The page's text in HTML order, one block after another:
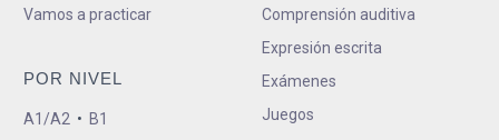
Vamos a practicar
POR NIVEL
A1/A2 • B1
Comprensión auditiva
Expresión escrita
Exámenes
Juegos